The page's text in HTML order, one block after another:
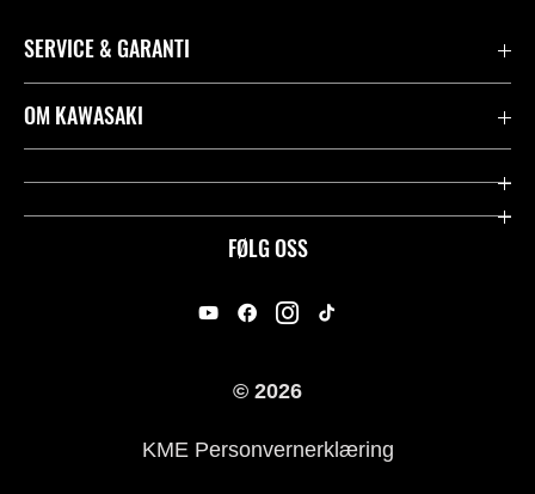
FØLG OSS
SERVICE & GARANTI
Garanti
Kontakt oss
OM KAWASAKI
Firma
© 2026
KME Personvernerklæring